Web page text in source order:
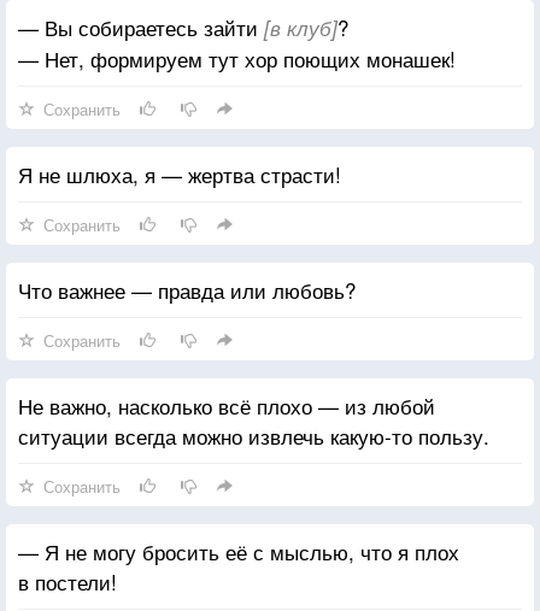
— Вы собираетесь зайти [в клуб]?
— Нет, формируем тут хор поющих монашек!
Сохранить
Я не шлюха, я — жертва страсти!
Сохранить
Что важнее — правда или любовь?
Сохранить
Не важно, насколько всё плохо — из любой
ситуации всегда можно извлечь какую-то пользу.
Сохранить
— Я не могу бросить её с мыслью, что я плох
в постели!